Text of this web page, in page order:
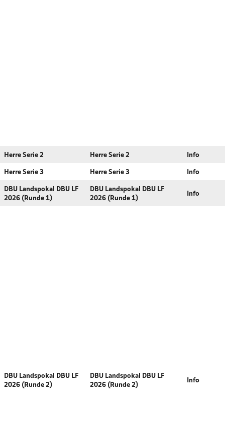
Herre Serie 2 Herre Serie 2 Info
Herre Serie 3 Herre Serie 3 Info
DBU Landspokal DBU LF
2026 (Runde 1)
DBU Landspokal DBU LF
2026 (Runde 1)
Info
DBU Landspokal DBU LF
2026 (Runde 2)
DBU Landspokal DBU LF
2026 (Runde 2)
Info